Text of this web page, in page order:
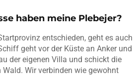
haben meine Plebejer?
entschieden, geht es auch
geht vor der Küste an Anker und
der eigenen Villa und schickt die
Wir verbinden wie gewohnt